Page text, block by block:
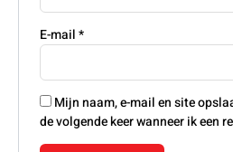
E-mail*
Mijn naam, e-mail en site
de volgende keer wanneer ik een